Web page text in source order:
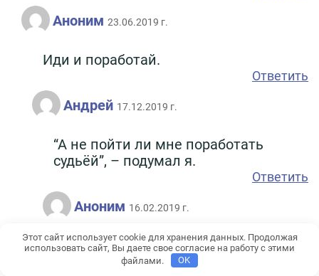
Аноним 23.06.2019 г.
Иди и поработай.
Ответить
Андрей 17.12.2019 г.
“А не пойти ли мне поработать
судьёй”, – подумал я.
Ответить
Аноним 16.02.2019 г.
И не пошел.
Этот сайт использует cookie для хранения данных. Продолжая
использовать сайт, Вы даете свое согласие на работу с этими
файлами.
OK